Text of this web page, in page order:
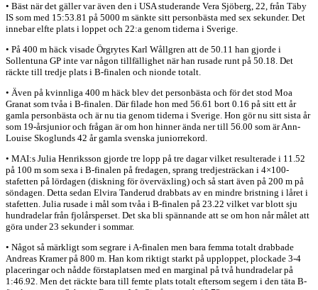
• Bäst när det gäller var även den i USA studerande Vera Sjöberg, 22, från Täby
IS som med 15:53.81 på 5000 m sänkte sitt personbästa med sex sekunder. Det
innebar elfte plats i loppet och 22:a genom tiderna i Sverige.
• På 400 m häck visade Örgrytes Karl Wållgren att de 50.11 han gjorde i
Sollentuna GP inte var någon tillfällighet när han rusade runt på 50.18. Det
räckte till tredje plats i B-finalen och nionde totalt.
• Även på kvinnliga 400 m häck blev det personbästa och för det stod Moa
Granat som tvåa i B-finalen. Där filade hon med 56.61 bort 0.16 på sitt ett år
gamla personbästa och är nu tia genom tiderna i Sverige. Hon gör nu sitt sista år
som 19-årsjunior och frågan är om hon hinner ända ner till 56.00 som är Ann-
Louise Skoglunds 42 år gamla svenska juniorrekord.
• MAI:s Julia Henriksson gjorde tre lopp på tre dagar vilket resulterade i 11.52
på 100 m som sexa i B-finalen på fredagen, sprang tredjesträckan i 4×100-
stafetten på lördagen (diskning för överväxling) och så start även på 200 m på
söndagen. Detta sedan Elvira Tanderud drabbats av en mindre bristning i låret i
stafetten. Julia rusade i mål som tvåa i B-finalen på 23.22 vilket var blott sju
hundradelar från fjolårsperset. Det ska bli spännande att se om hon når målet att
göra under 23 sekunder i sommar.
• Något så märkligt som segrare i A-finalen men bara femma totalt drabbade
Andreas Kramer på 800 m. Han kom riktigt starkt på upploppet, plockade 3-4
placeringar och nådde förstaplatsen med en marginal på två hundradelar på
1:46.92. Men det räckte bara till femte plats totalt eftersom segern i den täta B-